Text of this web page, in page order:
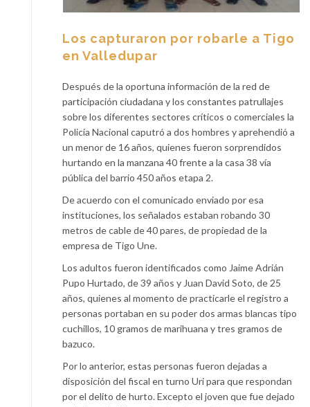
Los capturaron por robarle a Tigo
en Valledupar
Después de la oportuna información de la red de
participación ciudadana y los constantes patrullajes
sobre los diferentes sectores críticos o comerciales la
Policía Nacional caputró a dos hombres y aprehendió a
un menor de 16 años, quienes fueron sorprendidos
hurtando en la manzana 40 frente a la casa 38 vía
pública del barrio 450 años etapa 2.
De acuerdo con el comunicado enviado por esa
instituciones, los señalados estaban robando 30
metros de cable de 40 pares, de propiedad de la
empresa de Tigo Une.
Los adultos fueron identificados como Jaime Adrián
Pupo Hurtado, de 39 años y Juan David Soto, de 25
años, quienes al momento de practicarle el registro a
personas portaban en su poder dos armas blancas tipo
cuchillos, 10 gramos de marihuana y tres gramos de
bazuco.
Por lo anterior, estas personas fueron dejadas a
disposición del fiscal en turno Uri para que respondan
por el delito de hurto. Excepto el joven que fue dejado